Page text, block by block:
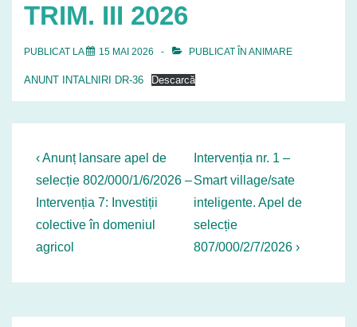
TRIM. III 2026
PUBLICAT LA 15 MAI 2026 PUBLICAT ÎN ANIMARE
ANUNT INTALNIRI DR-36 Descarcă
Navigare
în
articole
Previous
Post
is
‹ Anunț lansare apel de
selecție 802/000/1/6/2026 –
Intervenția 7: Investiții
colective în domeniul
agricol
Next
Post
is
Intervenția nr. 1 –
Smart village/sate
inteligente. Apel de
selecție
807/000/2/7/2026 ›